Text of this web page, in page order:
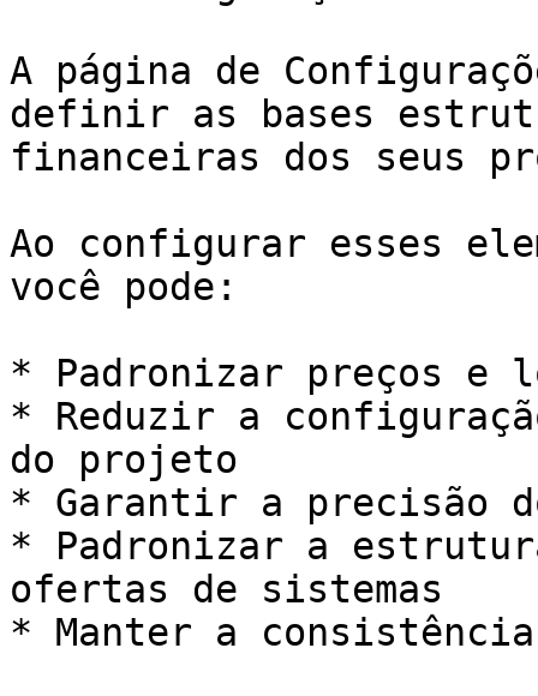
A página de
definir as bases
financeiras dos seus
Ao configurar esses
você pode:
* Padronizar preços e
* Reduzir a
do projeto
* Garantir a precisão
* Padronizar a
ofertas de sistemas
* Manter a